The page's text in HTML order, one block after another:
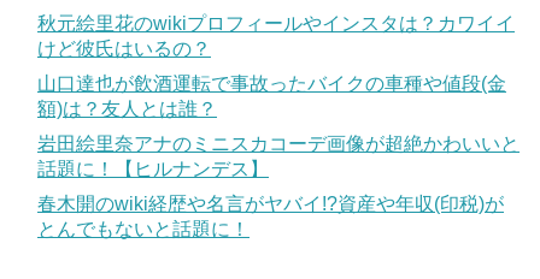
秋元絵里花のwikiプロフィールやインスタは？カワイイ
けど彼氏はいるの？
山口達也が飲酒運転で事故ったバイクの車種や値段(金
額)は？友人とは誰？
岩田絵里奈アナのミニスカコーデ画像が超絶かわいいと
話題に！【ヒルナンデス】
春木開のwiki経歴や名言がヤバイ!?資産や年収(印税)が
とんでもないと話題に！